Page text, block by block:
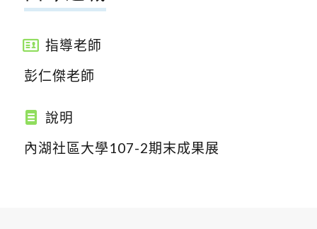
指導老師
彭仁傑老師
說明
內湖社區大學107-2期末成果展